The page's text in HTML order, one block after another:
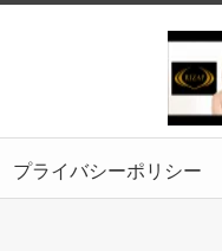
プライバシーポリシー